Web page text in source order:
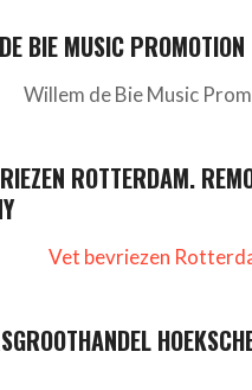
BIE MUSIC PROMOTION
ROTTERDAM.